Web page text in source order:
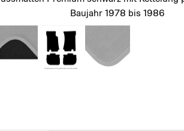
Baujahr 1978 bis 1986